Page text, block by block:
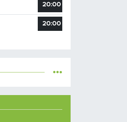
20:00
20:00